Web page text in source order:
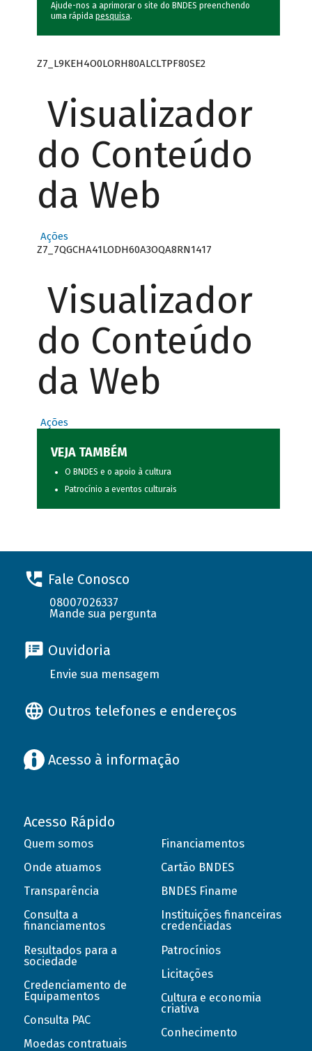
Ajude-nos a aprimorar o site do BNDES preenchendo
uma rápida pesquisa.
Z7_L9KEH4O0LORH80ALCLTPF80SE2
Visualizador
do Conteúdo
da Web
Ações
Z7_7QGCHA41LODH60A3OQA8RN1417
Visualizador
do Conteúdo
da Web
Ações
VEJA TAMBÉM
O BNDES e o apoio à cultura
Patrocínio a eventos culturais
Fale Conosco
08007026337
Mande sua pergunta
Ouvidoria
Envie sua mensagem
Outros telefones e endereços
Acesso à informação
Acesso Rápido
Quem somos
Onde atuamos
Transparência
Consulta a
financiamentos
Resultados para a
sociedade
Credenciamento de
Equipamentos
Consulta PAC
Moedas contratuais
Financiamentos
Cartão BNDES
BNDES Finame
Instituições financeiras
credenciadas
Patrocínios
Licitações
Cultura e economia
criativa
Conhecimento